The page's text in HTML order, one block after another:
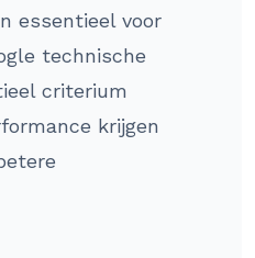
essentieel voor
technische
criterium
krijgen